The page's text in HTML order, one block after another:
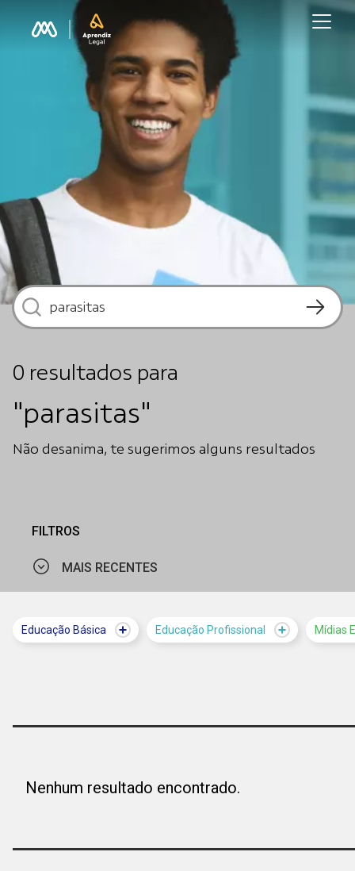
0 resultados para
"parasitas"
Não desanima, te sugerimos alguns resultados
FILTROS
MAIS RECENTES
Educação Básica Educação Profissional Mídias
Nenhum resultado encontrado.